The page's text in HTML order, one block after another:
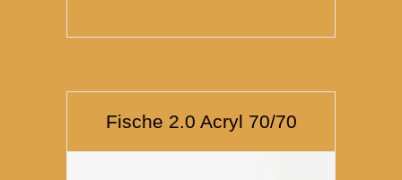
Fische 2.0 Acryl 70/70